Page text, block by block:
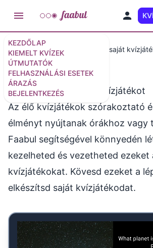
KEZDŐLAP
KIEMELT KVÍZEK
ÚTMUTATÓK
FELHASZNÁLÁSI ESETEK
ÁRAZÁS
BEJELENTKEZÉS
Útmutatók Hogyan vezess saját
Hogyan vezess saját kvízjátékot
Az élő kvízjátékok szórakoztató
élményt nyújtanak órákhoz vagy
Faabul segítségével könnyedén
kezelheted és vezetheted ezeket
kvízjátékokat. Kövesd ezeket a
elkészítsd saját kvízjátékodat.